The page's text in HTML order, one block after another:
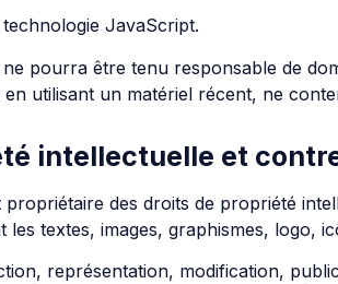
technologie JavaScript.
pourra être tenu responsable de
en utilisant un matériel récent, ne
intellectuelle et
des droits de propriété
les textes, images, graphismes, logo,
représentation, modification,